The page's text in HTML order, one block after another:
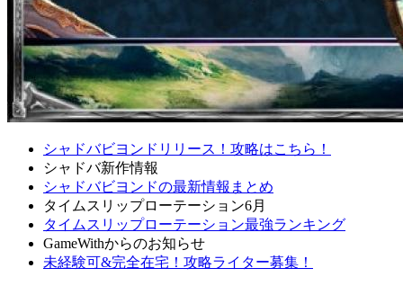
シャドバビヨンドリリース！攻略はこちら！
シャドバ新作情報
シャドバビヨンドの最新情報まとめ
タイムスリップローテーション6月
タイムスリップローテーション最強ランキング
GameWithからのお知らせ
未経験可&完全在宅！攻略ライター募集！